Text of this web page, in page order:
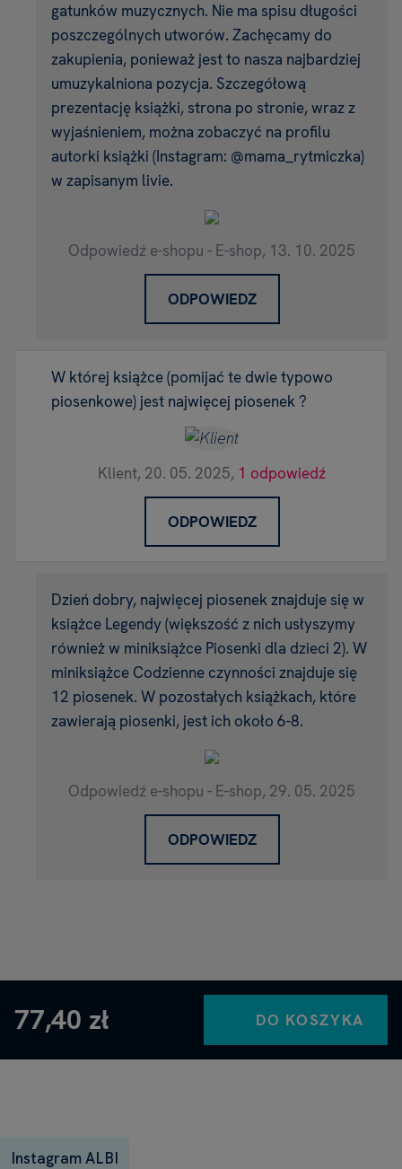
gatunków muzycznych. Nie ma spisu długości
poszczególnych utworów. Zachęcamy do
zakupienia, ponieważ jest to nasza najbardziej
umuzykalniona pozycja. Szczegółową
prezentację książki, strona po stronie, wraz z
wyjaśnieniem, można zobaczyć na profilu
autorki książki (Instagram: @mama_rytmiczka)
w zapisanym livie.
Odpowiedź e-shopu - E-shop, 13. 10. 2025
ODPOWIEDZ
W której książce (pomijać te dwie typowo
piosenkowe) jest najwięcej piosenek ?
Klient, 20. 05. 2025, 1 odpowiedź
ODPOWIEDZ
Dzień dobry, najwięcej piosenek znajduje się w
książce Legendy (większość z nich usłyszymy
również w miniksiążce Piosenki dla dzieci 2). W
miniksiążce Codzienne czynności znajduje się
12 piosenek. W pozostałych książkach, które
zawierają piosenki, jest ich około 6-8.
Odpowiedź e-shopu - E-shop, 29. 05. 2025
ODPOWIEDZ
77,40 zł DO KOSZYKA
Instagram ALBI